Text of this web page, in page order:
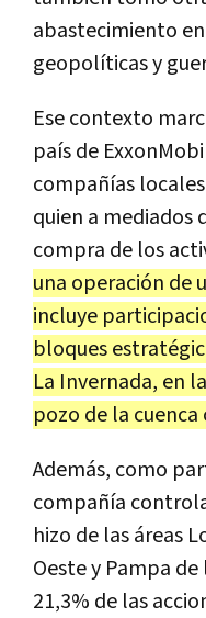
abastecimiento
geopolíticas y
Ese contexto
país de
compañías
quien a mediados
compra de los
una operación de
incluye
bloques
La Invernada, en
pozo de la
Además, como
compañía
hizo de las áreas
Oeste y Pampa
21,3% de las